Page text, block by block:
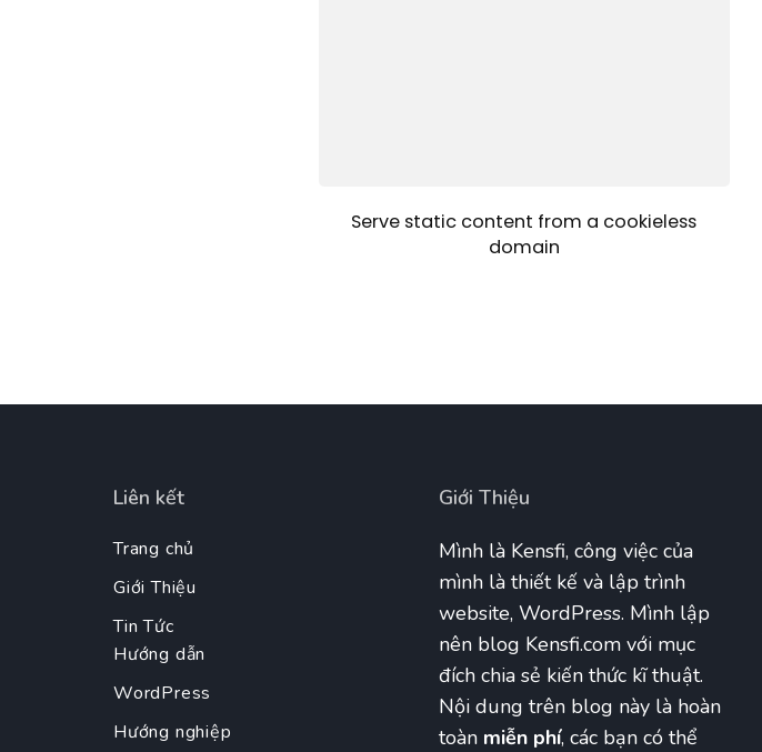
Serve static content from a cookieless
domain
Liên kết
Trang chủ
Giới Thiệu
Tin Tức
Hướng dẫn
WordPress
Hướng nghiệp
Giới Thiệu
Mình là Kensfi, công việc của
mình là thiết kế và lập trình
website, WordPress. Mình lập
nên blog Kensfi.com với mục
đích chia sẻ kiến thức kĩ thuật.
Nội dung trên blog này là hoàn
toàn miễn phí, các bạn có thể